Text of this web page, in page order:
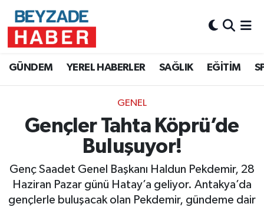
GÜNDEM YEREL HABERLER SAĞLIK EĞİTİM
GENEL
Gençler Tahta Köprü’de
Buluşuyor!
Genç Saadet Genel Başkanı Haldun Pekdemir, 28
Haziran Pazar günü Hatay’a geliyor. Antakya’da
gençlerle buluşacak olan Pekdemir, gündeme dair
Hava Durumu
Süper Lig Puan Durumu ve Fikstür
Tüm Manşetler
Son Dakika Haberleri
Haber Arşivi